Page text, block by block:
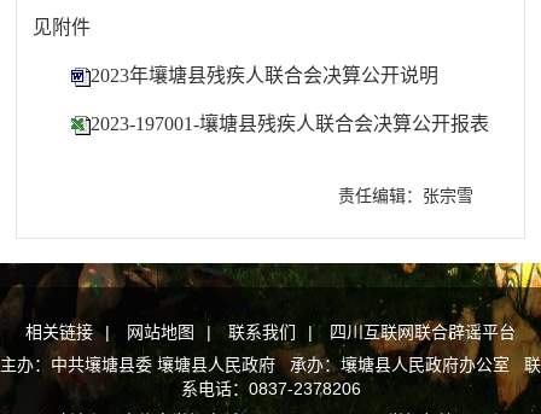
见附件
2023年壤塘县残疾人联合会决算公开说明
2023-197001-壤塘县残疾人联合会决算公开报表
责任编辑：张宗雪
相关链接 | 网站地图 | 联系我们 |
四川互联网联合辟谣平台
主办：中共壤塘县委 壤塘县人民政府 承办：壤塘县人民政府办公室 联
系电话：0837-2378206